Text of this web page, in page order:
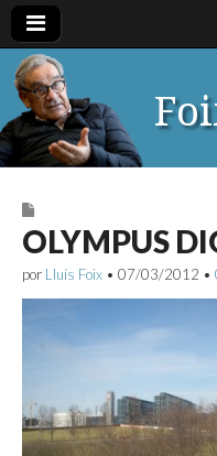
OLYMPUS
por Lluís Foix • 07/03/2012 •